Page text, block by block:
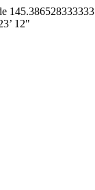
145.386528333333
12"